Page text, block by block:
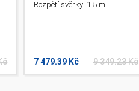
Rozpětí svěrky: 1.5 m.
9 349.23 Kč
7 479.39 Kč